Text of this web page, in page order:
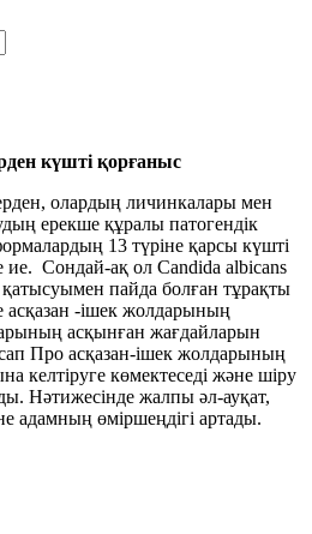
күшті қорғаныс
олардың личинкалары мен
ерекше құралы патогендік
13 түріне қарсы күшті
ие. Сондай-ақ ол Candida albicans
пайда болған тұрақты
-ішек жолдарының
асқынған жағдайларын
Про асқазан-ішек жолдарының
көмектеседі және шіру
Нәтижесінде жалпы әл-ауқат,
адамның өміршеңдігі артады.